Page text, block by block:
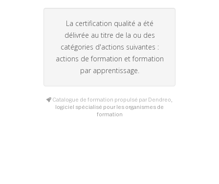
La certification qualité a été
délivrée au titre de la ou des
catégories d'actions suivantes :
actions de formation et formation
par apprentissage.
Catalogue de formation propulsé par Dendreo,
logiciel spécialisé pour les organismes de
formation